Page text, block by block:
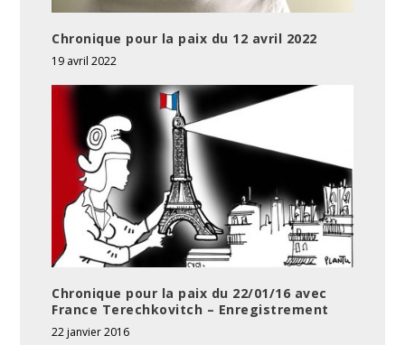
Chronique pour la paix du 12 avril 2022
19 avril 2022
Chronique pour la paix du 22/01/16 avec
France Terechkovitch – Enregistrement
22 janvier 2016